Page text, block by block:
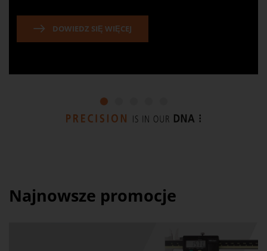
DOWIEDZ SIĘ WIĘCEJ
Najnowsze promocje